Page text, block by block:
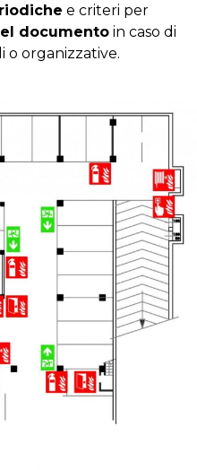
e criteri per
documento in caso di
organizzative.